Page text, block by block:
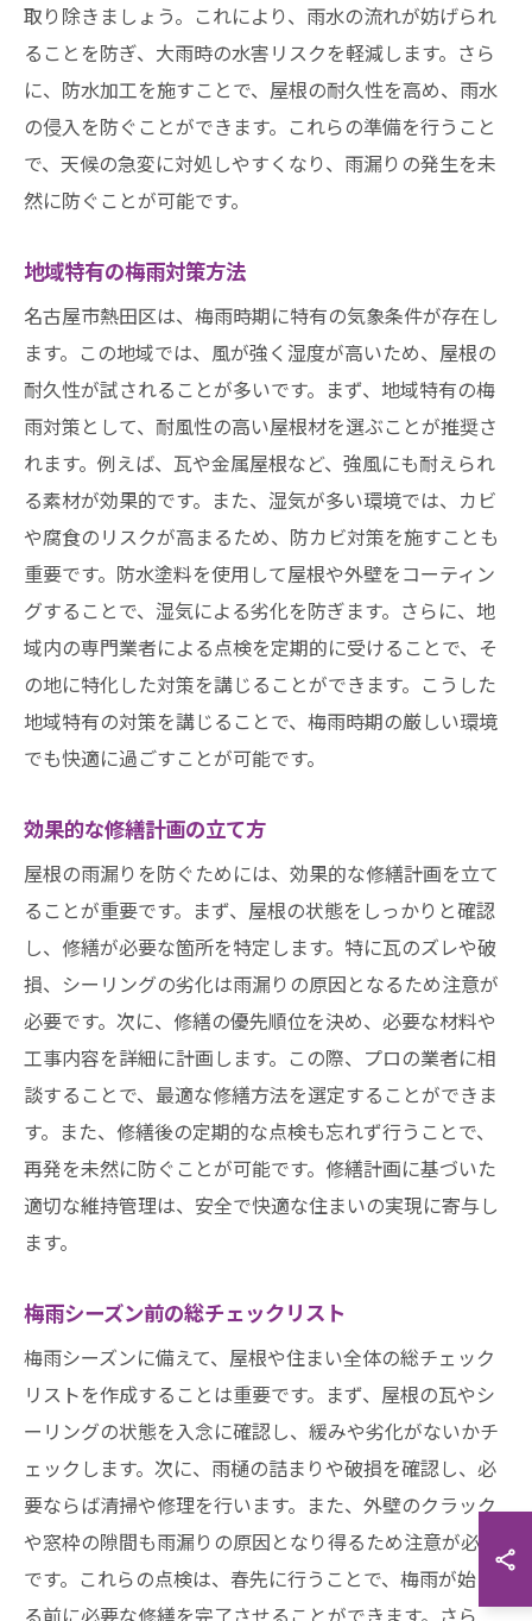
取り除きましょう。これにより、雨水の流れが妨げられ
ることを防ぎ、大雨時の水害リスクを軽減します。さら
に、防水加工を施すことで、屋根の耐久性を高め、雨水
の侵入を防ぐことができます。これらの準備を行うこと
で、天候の急変に対処しやすくなり、雨漏りの発生を未
然に防ぐことが可能です。
地域特有の梅雨対策方法
名古屋市熱田区は、梅雨時期に特有の気象条件が存在し
ます。この地域では、風が強く湿度が高いため、屋根の
耐久性が試されることが多いです。まず、地域特有の梅
雨対策として、耐風性の高い屋根材を選ぶことが推奨さ
れます。例えば、瓦や金属屋根など、強風にも耐えられ
る素材が効果的です。また、湿気が多い環境では、カビ
や腐食のリスクが高まるため、防カビ対策を施すことも
重要です。防水塗料を使用して屋根や外壁をコーティン
グすることで、湿気による劣化を防ぎます。さらに、地
域内の専門業者による点検を定期的に受けることで、そ
の地に特化した対策を講じることができます。こうした
地域特有の対策を講じることで、梅雨時期の厳しい環境
でも快適に過ごすことが可能です。
効果的な修繕計画の立て方
屋根の雨漏りを防ぐためには、効果的な修繕計画を立て
ることが重要です。まず、屋根の状態をしっかりと確認
し、修繕が必要な箇所を特定します。特に瓦のズレや破
損、シーリングの劣化は雨漏りの原因となるため注意が
必要です。次に、修繕の優先順位を決め、必要な材料や
工事内容を詳細に計画します。この際、プロの業者に相
談することで、最適な修繕方法を選定することができま
す。また、修繕後の定期的な点検も忘れず行うことで、
再発を未然に防ぐことが可能です。修繕計画に基づいた
適切な維持管理は、安全で快適な住まいの実現に寄与し
ます。
梅雨シーズン前の総チェックリスト
梅雨シーズンに備えて、屋根や住まい全体の総チェック
リストを作成することは重要です。まず、屋根の瓦やシ
ーリングの状態を入念に確認し、緩みや劣化がないかチ
ェックします。次に、雨樋の詰まりや破損を確認し、必
要ならば清掃や修理を行います。また、外壁のクラック
や窓枠の隙間も雨漏りの原因となり得るため注意が必要
です。これらの点検は、春先に行うことで、梅雨が始ま
る前に必要な修繕を完了させることができます。さら